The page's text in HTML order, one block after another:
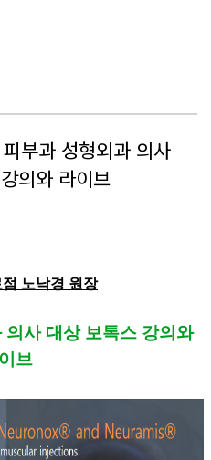
부과 성형외과 의사
의와 라이브
노낙경 원장
사 대상 보톡스 강의와
브